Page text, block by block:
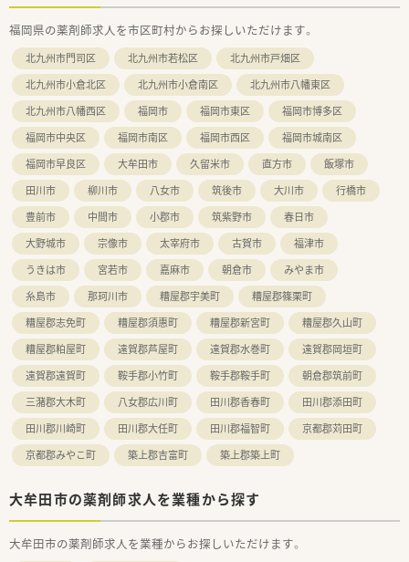
修の他、専門別研修として薬局経営学、労務管理なども学べま
す。
中途社員に関しては必要に応じて新人研修を受ける事が出来る
ので未経験の方でも安心できます。
■店舗売上に影響されない個人評価制度を導入。個人の取り組
みや努力が正当に評価される為やりがいがあります。
■時間外でも処方箋・OTCの受け取りが可能な“最新のAIロボッ
ト導入の最先端調剤薬局”の開局など、
最先端技術を導入した取り組みを積極的に行っております。
福岡県の薬剤師求人を市区町村からお探しいただけます。
北九州市門司区 北九州市若松区
北九州市戸畑区
北九州市小倉北区
北九州市小倉南区
北九州市八幡東区
北九州市八幡西区
福岡市 福岡市東区
福岡市博多区
福岡市中央区
福岡市南区 福岡市西区
福岡市城南区
福岡市早良区
大牟田市 久留米市 直方市
飯塚市
田川市
柳川市 八女市 筑後市 大川市
行橋市
豊前市
中間市 小郡市 筑紫野市
春日市
大野城市
宗像市 太宰府市 古賀市
福津市
うきは市
宮若市 嘉麻市 朝倉市
みやま市
糸島市
那珂川市 糟屋郡宇美町
糟屋郡篠栗町
糟屋郡志免町
糟屋郡須惠町 糟屋郡新宮町
糟屋郡久山町
糟屋郡粕屋町
遠賀郡芦屋町 遠賀郡水巻町
遠賀郡岡垣町
遠賀郡遠賀町
鞍手郡小竹町 鞍手郡鞍手町
朝倉郡筑前町
三潴郡大木町
八女郡広川町 田川郡香春町
田川郡添田町
田川郡川崎町
田川郡大任町 田川郡福智町
京都郡苅田町
京都郡みやこ町
築上郡吉富町 築上郡築上町
大牟田市の薬剤師求人を業種から探す
大牟田市の薬剤師求人を業種からお探しいただけます。